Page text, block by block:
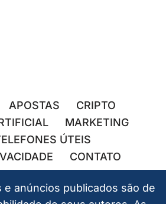
APOSTAS
CRIPTO
MARKETING
ÚTEIS
CONTATO
e anúncios publicados são de